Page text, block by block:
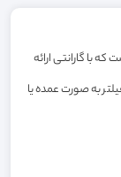
که با گارانتی ارائه
به صورت عمده یا